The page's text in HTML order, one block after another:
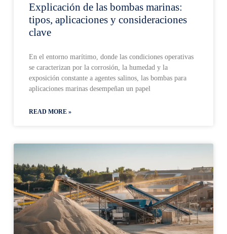
Explicación de las bombas marinas:
tipos, aplicaciones y consideraciones
clave
En el entorno marítimo, donde las condiciones operativas
se caracterizan por la corrosión, la humedad y la
exposición constante a agentes salinos, las bombas para
aplicaciones marinas desempeñan un papel
READ MORE »